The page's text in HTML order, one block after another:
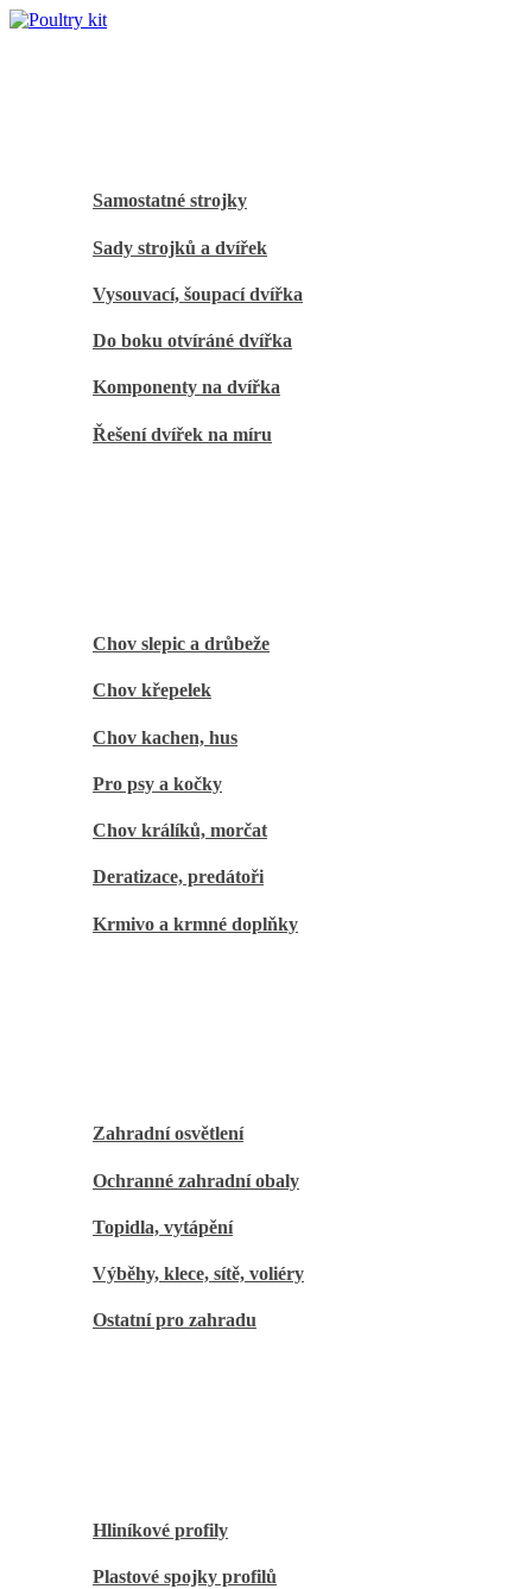
Samostatné strojky
Sady strojků a dvířek
Vysouvací, šoupací dvířka
Do boku otvíráné dvířka
Komponenty na dvířka
Řešení dvířek na míru
Chov slepic a drůbeže
Chov křepelek
Chov kachen, hus
Pro psy a kočky
Chov králíků, morčat
Deratizace, predátoři
Krmivo a krmné doplňky
Zahradní osvětlení
Ochranné zahradní obaly
Topidla, vytápění
Výběhy, klece, sítě, voliéry
Ostatní pro zahradu
Hliníkové profily
Plastové spojky profilů